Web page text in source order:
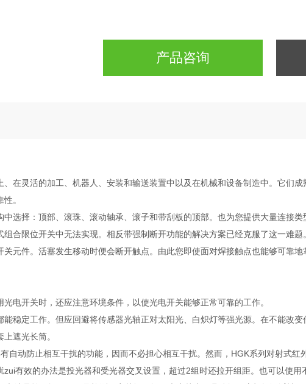
产品咨询
在灵活的加工、机器人、安装和输送装置中以及在机械和设备制造中。它们
。
选择：顶部、滚珠、滚动轴承、滚子和带刮板的顶部。也为您提供大量连接类
合限位开关中无法实现。相反带强制断开功能的解决方案已经克服了这一难
元件。活塞发生移动时便会断开触点。由此您即使面对焊接触点也能够可靠地
电开关时，还应注意环境条件，以使光电开关能够正常可靠的工作。
稳定工作。但应回避将传感器光轴正对太阳光、白炽灯等强光源。在不能改
遮光长筒。
自动防止相互干扰的功能，因而不必担心相互干扰。然而，HGK系列对射式红
有效的办法是投光器和受光器交叉设置，超过2组时还拉开组距。也可以使用